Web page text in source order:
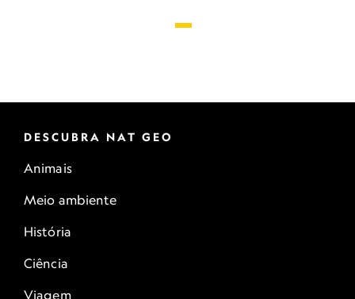
DESCUBRA NAT GEO
Animais
Meio ambiente
História
Ciência
Viagem